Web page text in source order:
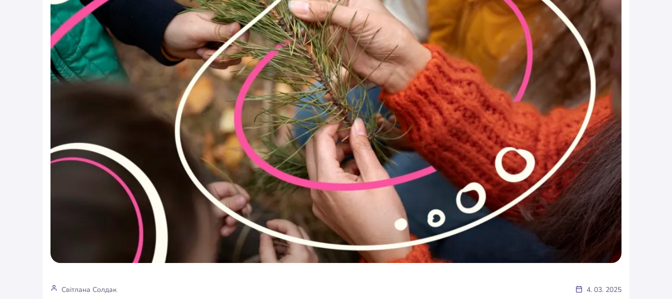
Світлана Солдак 4. 03. 2025